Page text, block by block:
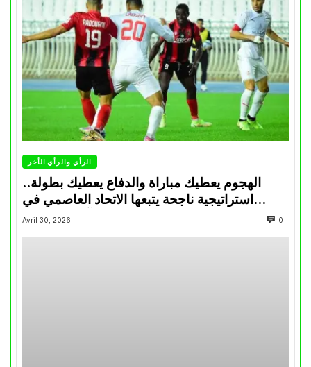
الرأي والرأي الأخر
الهجوم يعطيك مباراة والدفاع يعطيك بطولة..
استراتيجية ناجحة يتبعها الاتحاد العاصمي في
تتويجاته آخر السنوات
Avril 30, 2026 0